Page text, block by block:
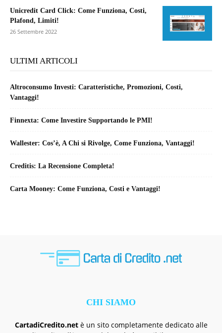
Unicredit Card Click: Come Funziona, Costi,
Plafond, Limiti!
26 Settembre 2022
ULTIMI ARTICOLI
Altroconsumo Investi: Caratteristiche, Promozioni, Costi,
Vantaggi!
Finnexta: Come Investire Supportando le PMI!
Wallester: Cos’è, A Chi si Rivolge, Come Funziona, Vantaggi!
Creditis: La Recensione Completa!
Carta Mooney: Come Funziona, Costi e Vantaggi!
CHI SIAMO
CartadiCredito.netè un sito completamente dedicato alle